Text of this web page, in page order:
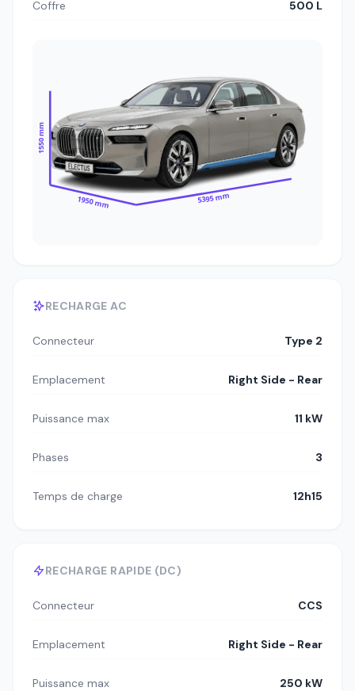
Coffre 500 L
1550 mm
1950 mm 5395 mm
RECHARGE AC
Connecteur Type 2
Emplacement Right Side - Rear
Puissance max 11 kW
Phases 3
Temps de charge 12h15
RECHARGE RAPIDE (DC)
Connecteur CCS
Emplacement Right Side - Rear
Puissance max 250 kW